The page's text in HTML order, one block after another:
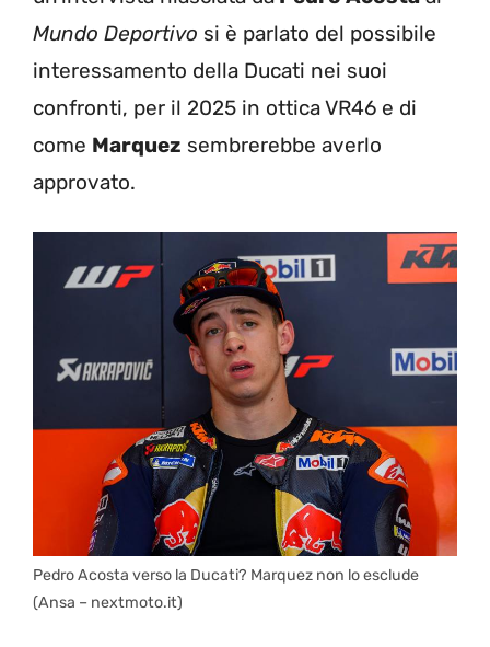
Mundo Deportivo si è parlato del possibile
interessamento della Ducati nei suoi
confronti, per il 2025 in ottica VR46 e di
come Marquez sembrerebbe averlo
approvato.
Pedro Acosta verso la Ducati? Marquez non lo esclude
(Ansa – nextmoto.it)